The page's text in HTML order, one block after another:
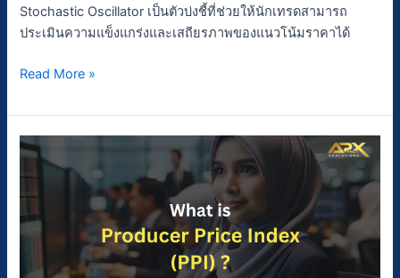
Stochastic Oscillator เป็นตัวบ่งชี้ที่ช่วยให้นักเทรดสามารถ
ประเมินความแข็งแกร่งและเสถียรภาพของแนวโน้มราคาได้
Read More »
Producer
Price
Index
(PPI)